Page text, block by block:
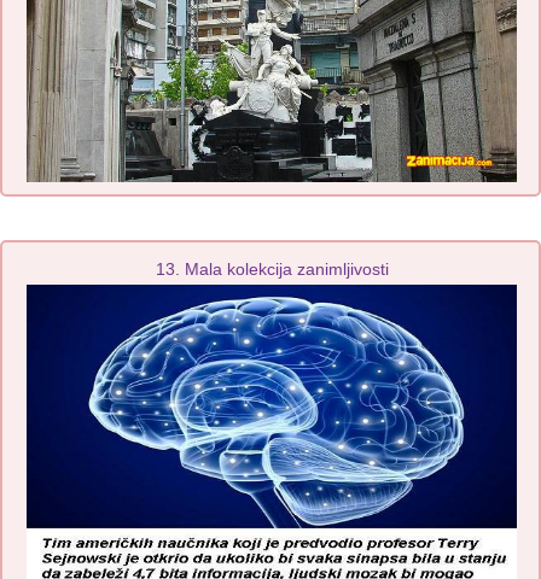
13. Mala kolekcija zanimljivosti